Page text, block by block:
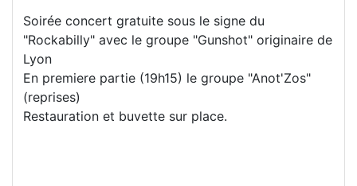
Soirée concert gratuite sous le signe du
"Rockabilly" avec le groupe "Gunshot" originaire de
Lyon
En premiere partie (19h15) le groupe "Anot'Zos"
(reprises)
Restauration et buvette sur place.